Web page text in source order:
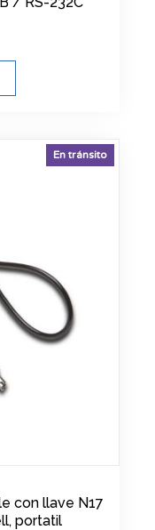
En tránsito
con llave N17
portatil